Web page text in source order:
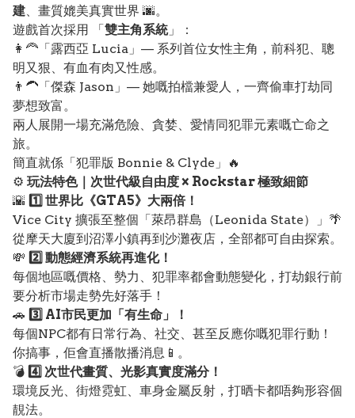
建、畫質媲美真實世界 🌆。
遊戲首次採用 「雙主角系統」：
👩‍🦰「露西亞 Lucia」— 系列首位女性主角，前科犯、聰
明又狠、有血有肉又性感。
👨‍🦱「傑森 Jason」— 她嘅拍檔兼愛人，一齊偷車打劫同
夢想致富。
兩人展開一場充滿危險、貪婪、愛情同犯罪元素嘅亡命之
旅。
簡直就係「犯罪版 Bonnie & Clyde」🔥
⚙️ 玩法特色｜次世代級自由度 × Rockstar 極致細節
🌇 1️⃣ 世界比《GTA5》大兩倍！
Vice City 擴張至整個「萊昂群島（Leonida State）」🌴
從摩天大廈到沼澤小鎮再到沙灘夜店，全部都可自由探索。
💸 2️⃣ 動態經濟系統再進化！
每個地區嘅價格、勢力、犯罪率都會動態變化，打劫銀行前
要分析市場走勢先好落手！
🚗 3️⃣ AI市民更加「有生命」！
每個NPC都有日常行為、社交、甚至反應你嘅犯罪行動！
你搞事，佢會直播散播消息📱。
💣 4️⃣ 次世代畫質、光影真實度滿分！
環境反光、街燈霓虹、車身金屬反射，打晒卡都唔夠形容個
靚法。